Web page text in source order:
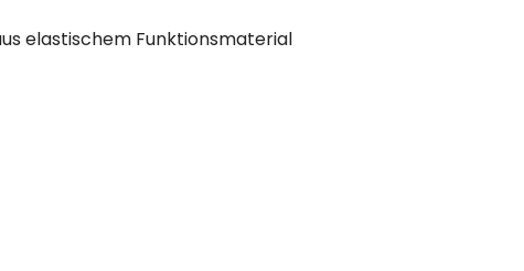
elastischem Funktionsmaterial